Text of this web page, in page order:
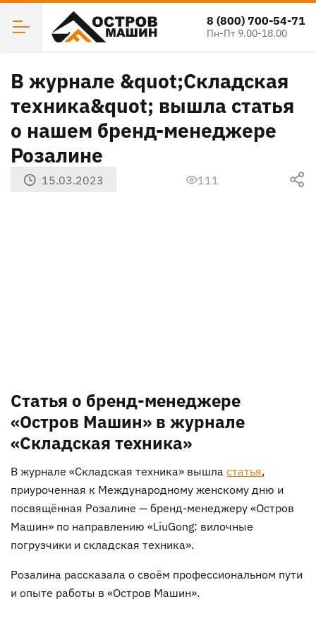
8 (800) 700-54-71
Пн-Пт 9.00-18.00
В журнале &quot;Складская
техника&quot; вышла статья
о нашем бренд-менеджере
Розалине
15.03.2023 111
Статья о бренд-менеджере
«Остров Машин» в журнале
«Складская техника»
В журнале «Складская техника» вышла статья,
приуроченная к Международному женскому дню и
посвящённая Розалине — бренд-менеджеру «Остров
Машин» по направлению «LiuGong: вилочные
погрузчики и складская техника».
Розалина рассказала о своём профессиональном пути
и опыте работы в «Остров Машин».